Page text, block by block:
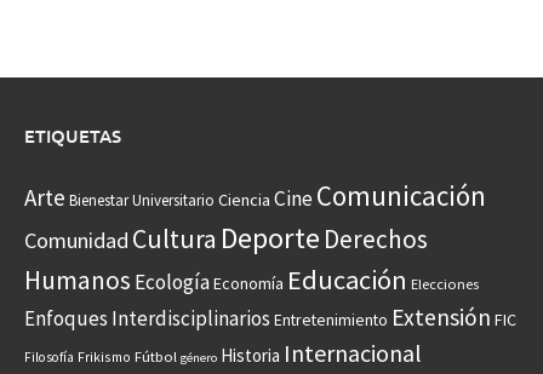
ETIQUETAS
Arte Bienestar Universitario Ciencia CineComunicación
Comunidad Cultura Deporte Derechos
Humanos EcologíaEconomía Educación Elecciones
Enfoques Interdisciplinarios Entretenimiento Extensión FIC
Filosofía Frikismo Fútbol género Historia Internacional